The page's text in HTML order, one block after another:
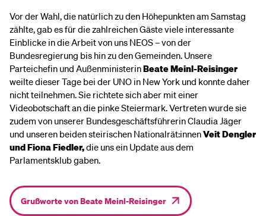
Vor der Wahl, die natürlich zu den Höhepunkten am Samstag
zählte, gab es für die zahlreichen Gäste viele interessante
Einblicke in die Arbeit von uns NEOS – von der
Bundesregierung bis hin zu den Gemeinden. Unsere
Parteichefin und AußenministerinBeate Meinl-Reisinger
weilte dieser Tage bei der UNO in New York und konnte daher
nicht teilnehmen. Sie richtete sich aber mit einer
Videobotschaft an die pinke Steiermark. Vertreten wurde sie
zudem von unserer Bundesgeschäftsführerin Claudia Jäger
und unseren beiden steirischen Nationalrät:innenVeit Dengler
und Fiona Fiedler,die uns ein Update aus dem
Parlamentsklub gaben.
Grußworte von Beate Meinl-Reisinger